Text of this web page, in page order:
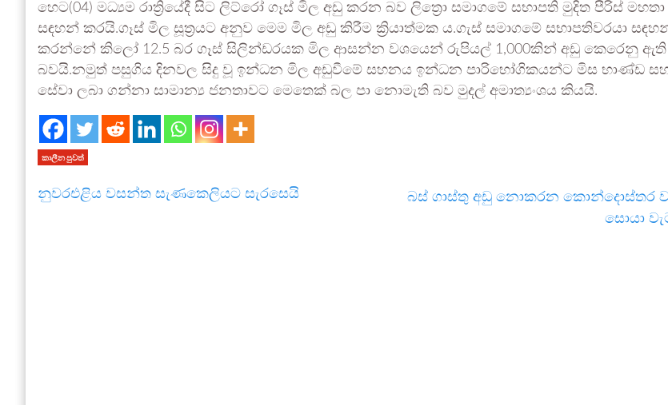
හෙට(04) මධ්‍යම රාත්‍රියේදී සිට ලිට්රෝ ගෑස් මිල අඩු කරන බව ලිත්‍රො සමාගමේ සභාපති මුදිත පීරිස් මහතා
සඳහන් කරයි.ගෑස් මිල සූත්‍රයට අනුව මෙම මිල අඩු කිරීම ක්‍රියාත්මක ය.ගැස් සමාගමේ සභාපතිවරයා
කරන්නේ කිලෝ 12.5 බර ගෑස් සිලින්ඩරයක මිල ආසන්න වශයෙන් රුපියල් 1,000කින් අඩු කෙරෙනු ඇති
බවයි.නමුත් පසුගිය දිනවල සිදු වූ ඉන්ධන මිල අඩුවීමේ සහනය ඉන්ධන පාරිභෝගිකයන්ට මිස භාණ්ඩ
සේවා ලබා ගන්නා සාමාන්‍ය ජනතාවට මෙතෙක් බල පා නොමැති බව මුදල් අමාත්‍යංශය කියයි.
කාලීන පුවත්
නුවරඑළිය වසන්ත සැණකෙලියට සැරසෙයි
බස් ගාස්තු අඩු නොකරන කොන්දොස්තර
සොයා